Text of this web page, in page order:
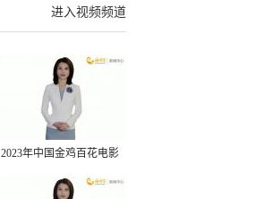
2026榕台青年大学生水上
进入视频频道
2023年中国金鸡百花电影
节有福电影巡展31日启动